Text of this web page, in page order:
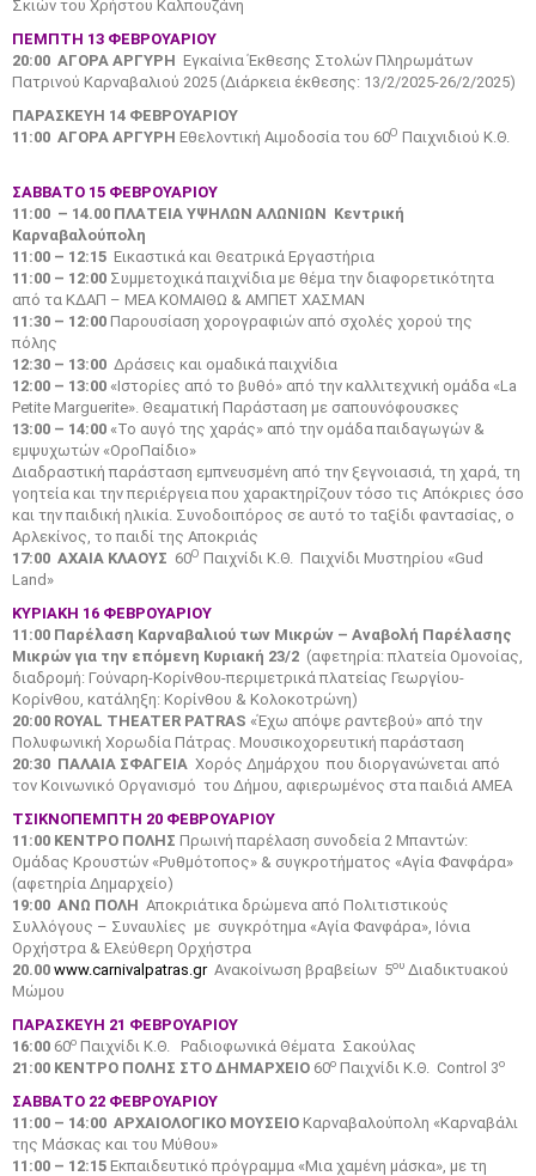
Σκιών του Χρήστου Καλπουζάνη
ΠΕΜΠΤΗ 13 ΦΕΒΡΟΥΑΡΙΟΥ
20:00 ΑΓΟΡΑ ΑΡΓΥΡΗ Εγκαίνια Έκθεσης Στολών Πληρωμάτων
Πατρινού Καρναβαλιού 2025 (Διάρκεια έκθεσης: 13/2/2025-26/2/2025)
ΠΑΡΑΣΚΕΥΗ 14 ΦΕΒΡΟΥΑΡΙΟΥ
11:00 ΑΓΟΡΑ ΑΡΓΥΡΗ Εθελοντική Αιμοδοσία του 60Ο Παιχνιδιού Κ.Θ.
ΣΑΒΒΑΤΟ 15 ΦΕΒΡΟΥΑΡΙΟΥ
11:00 – 14.00 ΠΛΑΤΕΙΑ ΥΨΗΛΩΝ ΑΛΩΝΙΩΝ Κεντρική
Καρναβαλούπολη
11:00 – 12:15 Εικαστικά και Θεατρικά Εργαστήρια
11:00 – 12:00 Συμμετοχικά παιχνίδια με θέμα την διαφορετικότητα
από τα ΚΔΑΠ – ΜΕΑ ΚΟΜΑΙΘΩ & ΑΜΠΕΤ ΧΑΣΜΑΝ
11:30 – 12:00 Παρουσίαση χορογραφιών από σχολές χορού της
πόλης
12:30 – 13:00 Δράσεις και ομαδικά παιχνίδια
12:00 – 13:00 «Ιστορίες από το βυθό» από την καλλιτεχνική ομάδα «La
Petite Marguerite». Θεαματική Παράσταση με σαπουνόφουσκες
13:00 – 14:00 «Το αυγό της χαράς» από την ομάδα παιδαγωγών &
εμψυχωτών «ΟροΠαίδιο»
Διαδραστική παράσταση εμπνευσμένη από την ξεγνοιασιά, τη χαρά, τη
γοητεία και την περιέργεια που χαρακτηρίζουν τόσο τις Απόκριες όσο
και την παιδική ηλικία. Συνοδοιπόρος σε αυτό το ταξίδι φαντασίας, ο
Αρλεκίνος, το παιδί της Αποκριάς
17:00 ΑΧΑΙΑ ΚΛΑΟΥΣ 60Ο Παιχνίδι Κ.Θ. Παιχνίδι Μυστηρίου «Gud
Land»
ΚΥΡΙΑΚΗ 16 ΦΕΒΡΟΥΑΡΙΟΥ
11:00 Παρέλαση Καρναβαλιού των Μικρών – Αναβολή Παρέλασης
Μικρών για την επόμενη Κυριακή 23/2 (αφετηρία: πλατεία Ομονοίας,
διαδρομή: Γούναρη-Κορίνθου-περιμετρικά πλατείας Γεωργίου-
Κορίνθου, κατάληξη: Κορίνθου & Κολοκοτρώνη)
20:00 ROYAL THEATER PATRAS «Έχω απόψε ραντεβού» από την
Πολυφωνική Χορωδία Πάτρας. Μουσικοχορευτική παράσταση
20:30 ΠΑΛΑΙΑ ΣΦΑΓΕΙΑ Χορός Δημάρχου που διοργανώνεται από
τον Κοινωνικό Οργανισμό του Δήμου, αφιερωμένος στα παιδιά ΑΜΕΑ
ΤΣΙΚΝΟΠΕΜΠΤΗ 20 ΦΕΒΡΟΥΑΡΙΟΥ
11:00 ΚΕΝΤΡΟ ΠΟΛΗΣ Πρωινή παρέλαση συνοδεία 2 Mπαντών:
Ομάδας Κρουστών «Ρυθμότοπος» & συγκροτήματος «Αγία Φανφάρα»
(αφετηρία Δημαρχείο)
19:00 ΑΝΩ ΠΟΛΗ Αποκριάτικα δρώμενα από Πολιτιστικούς
Συλλόγους – Συναυλίες με συγκρότημα «Αγία Φανφάρα», Ιόνια
Ορχήστρα & Ελεύθερη Ορχήστρα
20.00 www.carnivalpatras.gr Ανακοίνωση βραβείων 5ου Διαδικτυακού
Μώμου
ΠΑΡΑΣΚΕΥΗ 21 ΦΕΒΡΟΥΑΡΙΟΥ
16:00 60ο Παιχνίδι Κ.Θ.
Ραδιοφωνικά Θέματα Σακούλας
21:00 ΚΕΝΤΡΟ ΠΟΛΗΣ ΣΤΟ ΔΗΜΑΡΧΕΙΟ 60ο Παιχνίδι Κ.Θ. Control 3ο
ΣΑΒΒΑΤΟ 22 ΦΕΒΡΟΥΑΡΙΟΥ
11:00 – 14:00 ΑΡΧΑΙΟΛΟΓΙΚΟ ΜΟΥΣΕΙΟ Καρναβαλούπολη «Καρναβάλι
της Μάσκας και του Μύθου»
11:00 – 12:15 Εκπαιδευτικό πρόγραμμα «Μια χαμένη μάσκα», με τη